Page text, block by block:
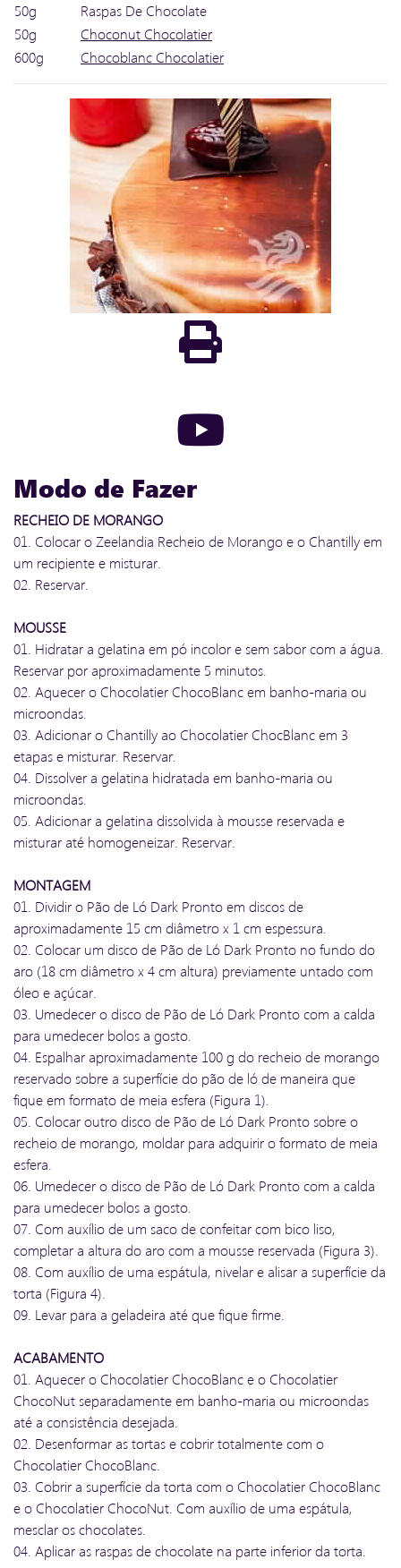
50g
Raspas De Chocolate
50g
Choconut Chocolatier
600g
Chocoblanc Chocolatier
Modo de Fazer
RECHEIO DE MORANGO
01. Colocar o Zeelandia Recheio de Morango e o Chantilly em
um recipiente e misturar.
02. Reservar.
MOUSSE
01. Hidratar a gelatina em pó incolor e sem sabor com a água.
Reservar por aproximadamente 5 minutos.
02. Aquecer o Chocolatier ChocoBlanc em banho-maria ou
microondas.
03. Adicionar o Chantilly ao Chocolatier ChocBlanc em 3
etapas e misturar. Reservar.
04. Dissolver a gelatina hidratada em banho-maria ou
microondas.
05. Adicionar a gelatina dissolvida à mousse reservada e
misturar até homogeneizar. Reservar.
MONTAGEM
01. Dividir o Pão de Ló Dark Pronto em discos de
aproximadamente 15 cm diâmetro x 1 cm espessura.
02. Colocar um disco de Pão de Ló Dark Pronto no fundo do
aro (18 cm diâmetro x 4 cm altura) previamente untado com
óleo e açúcar.
03. Umedecer o disco de Pão de Ló Dark Pronto com a calda
para umedecer bolos a gosto.
04. Espalhar aproximadamente 100 g do recheio de morango
reservado sobre a superfície do pão de ló de maneira que
fique em formato de meia esfera (Figura 1).
05. Colocar outro disco de Pão de Ló Dark Pronto sobre o
recheio de morango, moldar para adquirir o formato de meia
esfera.
06. Umedecer o disco de Pão de Ló Dark Pronto com a calda
para umedecer bolos a gosto.
07. Com auxílio de um saco de confeitar com bico liso,
completar a altura do aro com a mousse reservada (Figura 3).
08. Com auxílio de uma espátula, nivelar e alisar a superfície da
torta (Figura 4).
09. Levar para a geladeira até que fique firme.
ACABAMENTO
01. Aquecer o Chocolatier ChocoBlanc e o Chocolatier
ChocoNut separadamente em banho-maria ou microondas
até a consistência desejada.
02. Desenformar as tortas e cobrir totalmente com o
Chocolatier ChocoBlanc.
03. Cobrir a superfície da torta com o Chocolatier ChocoBlanc
e o Chocolatier ChocoNut. Com auxílio de uma espátula,
mesclar os chocolates.
04. Aplicar as raspas de chocolate na parte inferior da torta.